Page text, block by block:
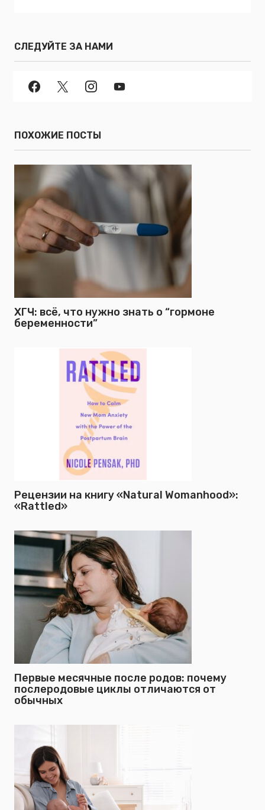
СЛЕДУЙТЕ ЗА НАМИ
ПОХОЖИЕ ПОСТЫ
ХГЧ: всё, что нужно знать о “гормоне
беременности”
Рецензии на книгу «Natural Womanhood»:
«Rattled»
Первые месячные после родов: почему
послеродовые циклы отличаются от
обычных